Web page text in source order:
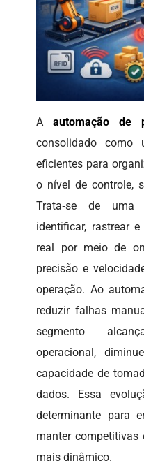
Aautomação de
consolidado como
eficientes para
o nível de controle,
Trata‑se de uma
identificar, rastrear
real por meio de
precisão e
operação. Ao
reduzir falhas
segmento
operacional,
capacidade de
dados. Essa
determinante para
manter
mais dinâmico.